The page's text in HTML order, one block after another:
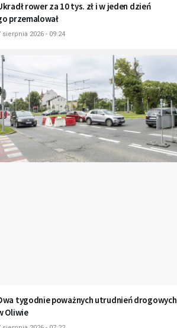
rower za 10 tys. zł i w jeden dzień
przemalował
sierpnia 2026 - 09:24
tygodnie poważnych utrudnień drogowych
Oliwie